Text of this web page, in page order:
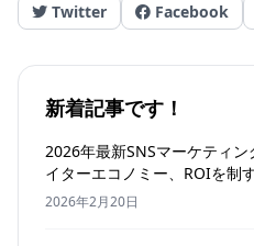
Twitter Facebook
新着記事です！
2026年最新SNSマーケティ
イターエコノミー、ROIを制
2026年2月20日